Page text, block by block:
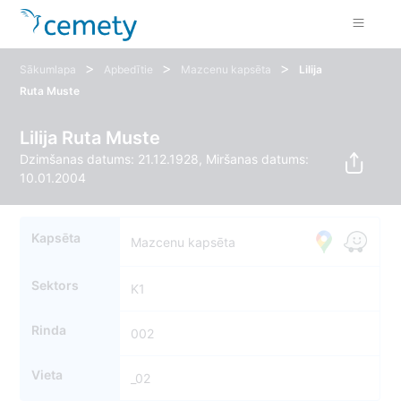
Sākumlapa > Apbedītie > Mazcenu kapsēta >
Lilija
Ruta Muste
Lilija Ruta Muste
Dzimšanas datums: 21.12.1928, Miršanas datums:
10.01.2004
Kapsēta Mazcenu kapsēta
Sektors K1
Rinda 002
Vieta _02